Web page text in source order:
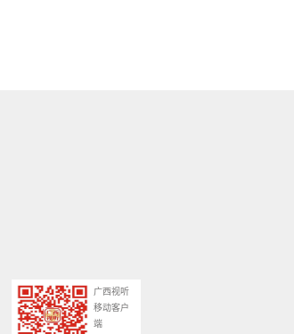
广西视听
移动客户
端